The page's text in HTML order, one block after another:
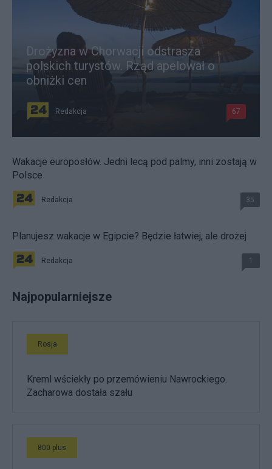
Drożyzna w Chorwacji odstrasza
polskich turystów. Rząd apelował o
obniżki cen
Redakcja 67
Wakacje europosłów. Jedni lecą pod palmy, inni zostają w
Polsce
Redakcja 35
Planujesz wakacje w Egipcie? Będzie łatwiej, ale drożej
Redakcja 1
Najpopularniejsze
Rosja
Kreml wściekły po przemówieniu Nawrockiego.
Zacharowa dostała szału
800 plus